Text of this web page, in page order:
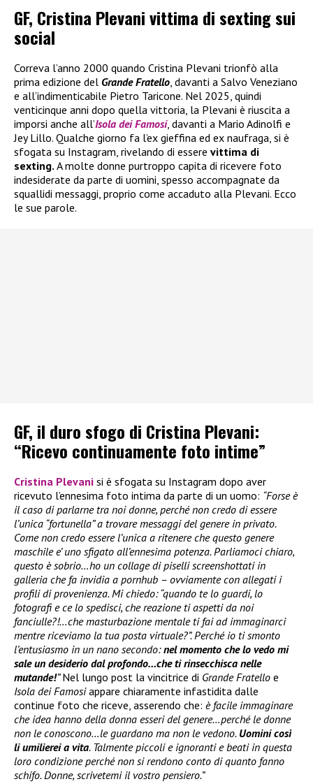
GF, Cristina Plevani vittima di sexting sui
social
Correva l’anno 2000 quando Cristina Plevani trionfò alla
prima edizione del Grande Fratello , davanti a Salvo Veneziano
e all’indimenticabile Pietro Taricone. Nel 2025, quindi
venticinque anni dopo quella vittoria, la Plevani è riuscita a
imporsi anche all’Isola dei Famosi, davanti a Mario Adinolfi e
Jey Lillo. Qualche giorno fa l’ex gieffina ed ex naufraga, si è
sfogata su Instagram, rivelando di essere vittima di
sexting. A molte donne purtroppo capita di ricevere foto
indesiderate da parte di uomini, spesso accompagnate da
squallidi messaggi, proprio come accaduto alla Plevani. Ecco
le sue parole.
GF, il duro sfogo di Cristina Plevani:
“Ricevo continuamente foto intime”
Cristina Plevani si è sfogata su Instagram dopo aver
ricevuto l’ennesima foto intima da parte di un uomo: “Forse è
il caso di parlarne tra noi donne, perché non credo di essere
l’unica “fortunella” a trovare messaggi del genere in privato.
Come non credo essere l’unica a ritenere che questo genere
maschile e’ uno sfigato all’ennesima potenza. Parliamoci chiaro,
questo è sobrio…ho un collage di piselli screenshottati in
galleria che fa invidia a pornhub – ovviamente con allegati i
profili di provenienza. Mi chiedo: “quando te lo guardi, lo
fotografi e ce lo spedisci, che reazione ti aspetti da noi
fanciulle?!…che masturbazione mentale ti fai ad immaginarci
mentre riceviamo la tua posta virtuale?”. Perché io ti smonto
l’entusiasmo in un nano secondo:nel momento che lo vedo mi
sale un desiderio dal profondo…che ti rinsecchisca nelle
mutande!”Nel lungo post la vincitrice di Grande Fratello e
Isola dei Famosiappare chiaramente infastidita dalle
continue foto che riceve, asserendo che: è facile immaginare
che idea hanno della donna esseri del genere…perché le donne
non le conoscono…le guardano ma non le vedono. Uomini così
li umilierei a vita. Talmente piccoli e ignoranti e beati in questa
loro condizione perché non si rendono conto di quanto fanno
schifo. Donne, scrivetemi il vostro pensiero.”